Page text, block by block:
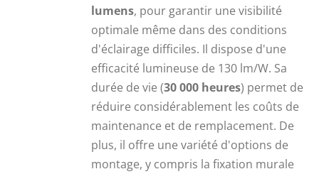
lumens, pour garantir une visibilité
optimale même dans des conditions
d'éclairage difficiles. Il dispose d'une
efficacité lumineuse de 130 lm/W. Sa
durée de vie (30 000 heures) permet de
réduire considérablement les coûts de
maintenance et de remplacement. De
plus, il offre une variété d'options de
montage, y compris la fixation murale